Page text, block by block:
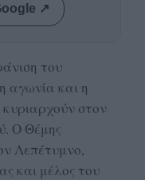
↗
του
αγωνία και η
στον
Ο Θέμης
Λεπέτυμνο,
και μέλος του